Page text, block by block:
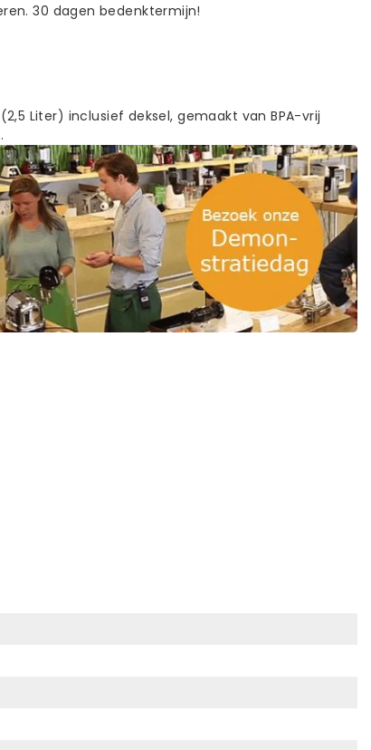
30 dagen bedenktermijn!
Liter) inclusief deksel, gemaakt van BPA-vrij